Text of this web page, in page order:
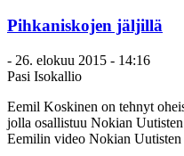
Pihkaniskojen jäljillä
- 26. elokuu 2015 - 14:16
Pasi Isokallio
Eemil Koskinen on tehnyt
jolla osallistuu Nokian
Eemilin video Nokian